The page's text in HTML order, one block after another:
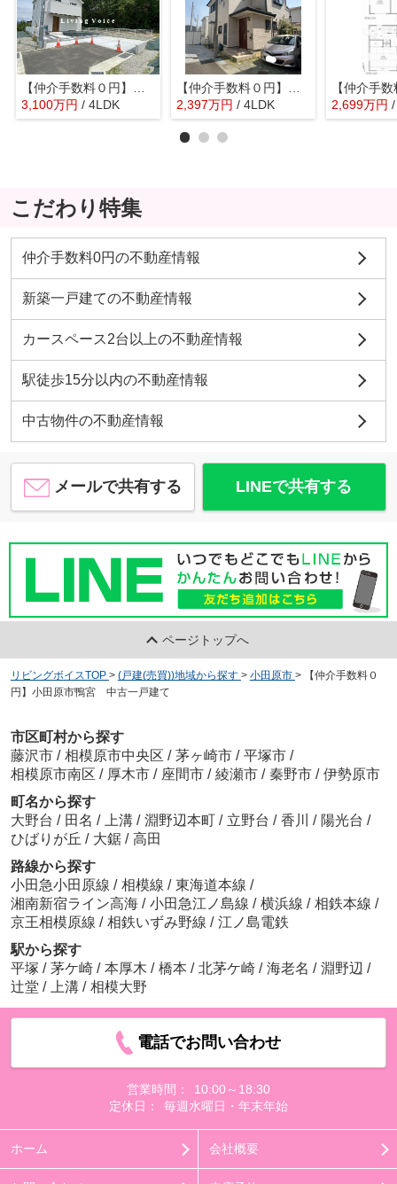
【仲介手数料０円】小田原市府川 新築一戸建て
3,100万円 / 4LDK
【仲介手数料０円】小田原市下堀 中古一戸建て
2,397万円 / 4LDK 2,699万円
こだわり特集
仲介手数料0円の不動産情報
新築一戸建ての不動産情報
カースペース2台以上の不動産情報
駅徒歩15分以内の不動産情報
中古物件の不動産情報
メールで共有する LINEで共有する
ページトップへ
リビングボイスTOP > (戸建(売買))地域から探す > 小田原市 >
【仲介手数料０
円】小田原市鴨宮 中古一戸建て
市区町村から探す
藤沢市 / 相模原市中央区 / 茅ヶ崎市 / 平塚市 /
相模原市南区 / 厚木市 / 座間市 / 綾瀬市 / 秦野市 / 伊勢原市
町名から探す
大野台 / 田名 / 上溝 / 淵野辺本町 / 立野台 / 香川 / 陽光台 /
ひばりが丘 / 大鋸 / 高田
路線から探す
小田急小田原線 / 相模線 / 東海道本線 /
湘南新宿ライン高海 / 小田急江ノ島線 / 横浜線 / 相鉄本線 /
京王相模原線 / 相鉄いずみ野線 / 江ノ島電鉄
駅から探す
平塚 / 茅ケ崎 / 本厚木 / 橋本 / 北茅ケ崎 / 海老名 / 淵野辺 /
辻堂 / 上溝 / 相模大野
電話でお問い合わせ
営業時間：
10:00～18:30
定休日：
毎週水曜日・年末年始
ホーム 会社概要